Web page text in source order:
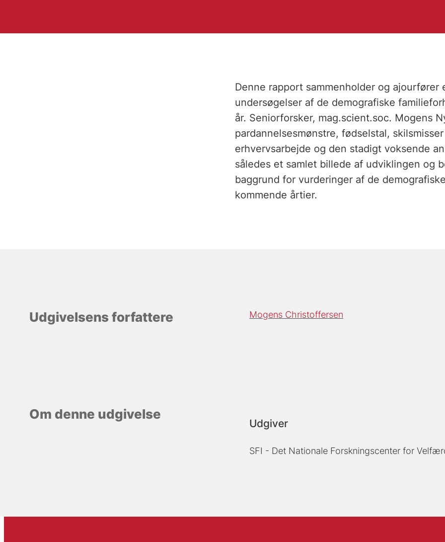
Denne rapport sammenholder og
undersøgelser af de demografiske
år. Seniorforsker, mag.scient.soc. Mogens
pardannelsesmønstre, fødselstal,
erhvervsarbejde og den stadigt voksende
således et samlet billede af udviklingen og
baggrund for vurderinger af de
kommende årtier.
Udgivelsens forfattere Mogens Christoffersen
Om denne udgivelse
Udgiver
SFI - Det Nationale Forskningscenter for